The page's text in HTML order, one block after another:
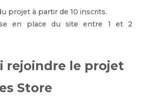
projet à partir de 10 inscrits.
en place du site entre 1 et 2
rejoindre le projet
Store